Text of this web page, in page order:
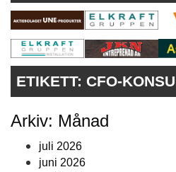
MILJÖBYGGNAD
NOLLCO2
CITYLAB
GREENBUILDING
ANNONSERA
ETIKETT: CFO-
Arkiv: Månad
juli 2026
juni 2026